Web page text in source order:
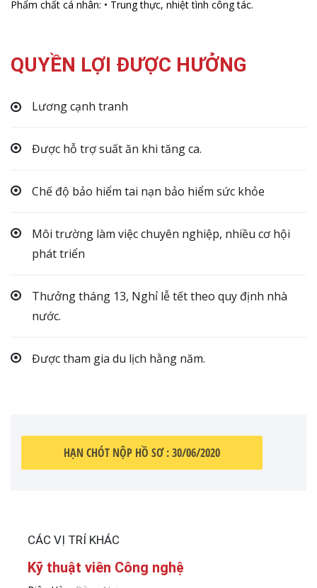
Phẩm chất cá nhân: • Trung thực, nhiệt tình công tác.
QUYỀN LỢI ĐƯỢC HƯỞNG
Lương cạnh tranh
Được hỗ trợ suất ăn khi tăng ca.
Chế độ bảo hiểm tai nạn bảo hiểm sức khỏe
Môi trường làm việc chuyên nghiệp, nhiều cơ hội
phát triển
Thưởng tháng 13, Nghỉ lễ tết theo quy định nhà
nước.
Được tham gia du lịch hằng năm.
HẠN CHÓT NỘP HỒ SƠ : 30/06/2020
CÁC VỊ TRÍ KHÁC
Kỹ thuật viên Công nghệ